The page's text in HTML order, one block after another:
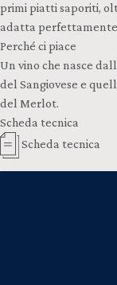
primi piatti saporiti,
adatta perfettamente
Perché ci piace
Un vino che nasce
del Sangiovese e
del Merlot.
Scheda tecnica
Scheda tecnica